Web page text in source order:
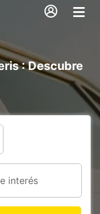
: Descubre